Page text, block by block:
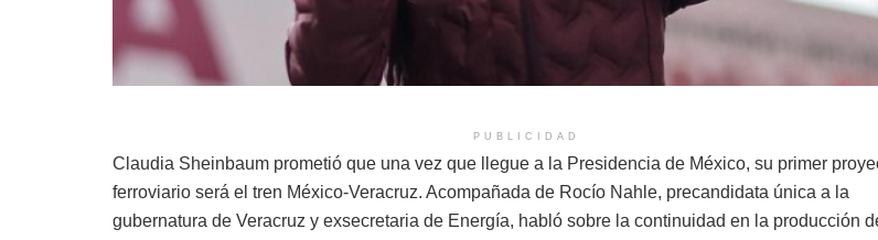
PUBLICIDAD
Claudia Sheinbaum prometió que una vez que llegue a la Presidencia de México, su primer
ferroviario será el tren México-Veracruz. Acompañada de Rocío Nahle, precandidata única a la
gubernatura de Veracruz y exsecretaria de Energía, habló sobre la continuidad en la producción